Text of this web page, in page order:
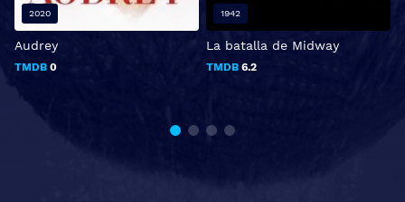
Audrey
TMDB 0
2020
La batalla de Midway
TMDB 6.2
1942